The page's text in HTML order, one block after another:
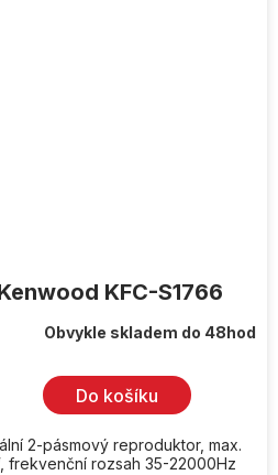
KFC-S1766
Obvykle skladem do 48hod
Do košíku
2-pásmový reproduktor, max.
frekvenční rozsah 35-22000Hz